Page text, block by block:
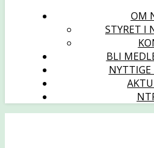
OM
STYRET I
BLI
NYTTIGE